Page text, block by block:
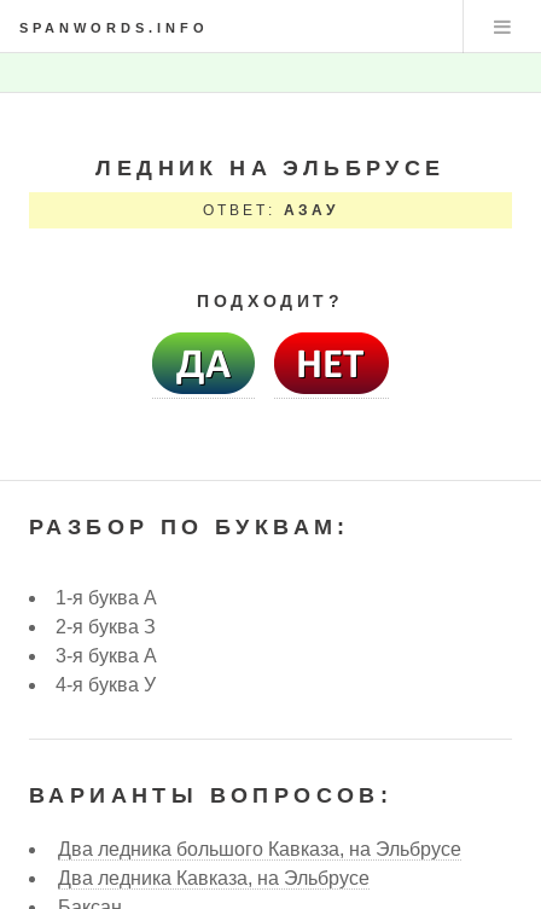
SPANWORDS.INFO
ЛЕДНИК НА ЭЛЬБРУСЕ
ОТВЕТ: АЗАУ
ПОДХОДИТ?
РАЗБОР ПО БУКВАМ:
1-я буква А
2-я буква З
3-я буква А
4-я буква У
ВАРИАНТЫ ВОПРОСОВ:
Два ледника большого Кавказа, на Эльбрусе
Два ледника Кавказа, на Эльбрусе